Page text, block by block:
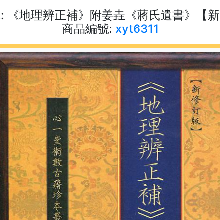
《地理辨正補》附姜垚《蔣氏遺書》【
商品編號: xyt6311